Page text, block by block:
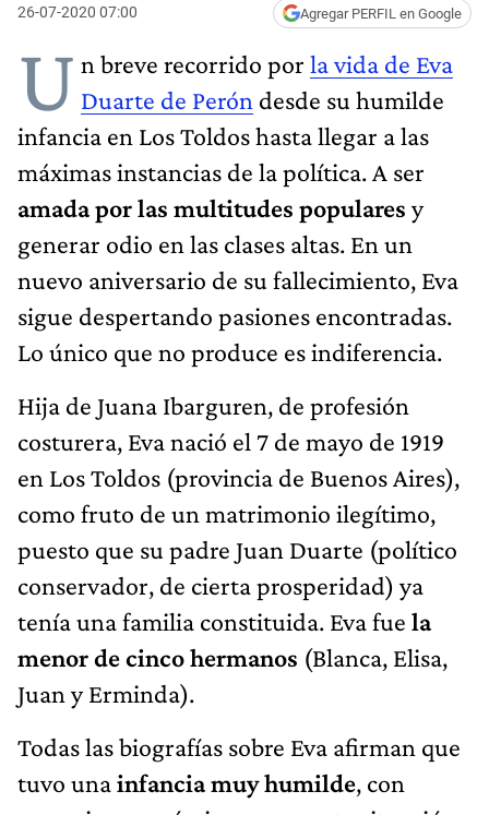
26-07-2020 07:00 Agregar PERFIL en Google
U n breve recorrido por la vida de Eva
Duarte de Perón desde su humilde
infancia en Los Toldos hasta llegar a las
máximas instancias de la política. A ser
amada por las multitudes populares y
generar odio en las clases altas. En un
nuevo aniversario de su fallecimiento, Eva
sigue despertando pasiones encontradas.
Lo único que no produce es indiferencia.
Hija de Juana Ibarguren, de profesión
costurera, Eva nació el 7 de mayo de 1919
en Los Toldos (provincia de Buenos Aires),
como fruto de un matrimonio ilegítimo,
puesto que su padre Juan Duarte (político
conservador, de cierta prosperidad) ya
tenía una familia constituida. Eva fue la
menor de cinco hermanos (Blanca, Elisa,
Juan y Erminda).
Todas las biografías sobre Eva afirman que
tuvo unainfancia muy humilde, con